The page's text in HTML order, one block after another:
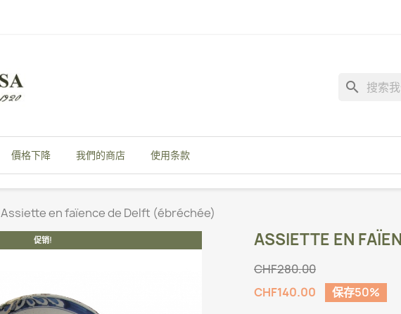
search
價格下降 我們的商店 使用条款
Assiette en faïence de Delft (ébréchée)
促销! ASSIETTE EN
CHF280.00
CHF140.00
保存50%